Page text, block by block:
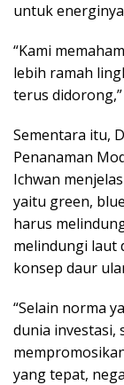
untuk
“Kami
lebih ramah
terus
Sementara itu,
Penanaman
Ichwan
yaitu green,
harus
melindungi laut
konsep daur
“Selain norma
dunia investasi,
yang tepat,